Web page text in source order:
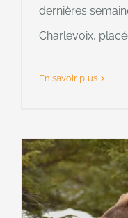
dernières
Charlevoix,
En savoir plus